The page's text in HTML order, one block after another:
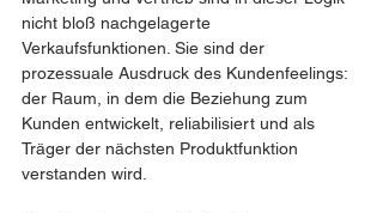
nicht bloß nachgelagerte
Verkaufsfunktionen. Sie sind der
prozessuale Ausdruck des Kundenfeelings:
der Raum, in dem die Beziehung zum
Kunden entwickelt, reliabilisiert und als
Träger der nächsten Produktfunktion
verstanden wird.